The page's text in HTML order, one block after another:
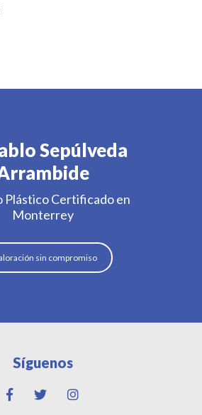
Sepúlveda
Plástico Certificado en
Monterrey
sin compromiso
Síguenos